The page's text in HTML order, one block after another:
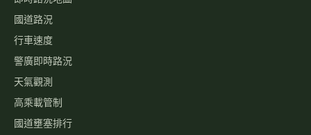
國道路況
行車速度
警廣即時路況
天氣觀測
高乘載管制
國道壅塞排行